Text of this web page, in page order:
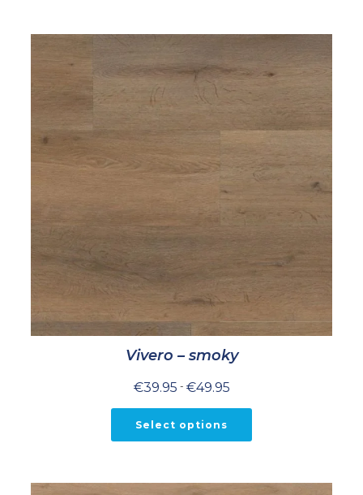
Vivero – smoky
€39.95 - €49.95Prijsklasse:
tot
Select options